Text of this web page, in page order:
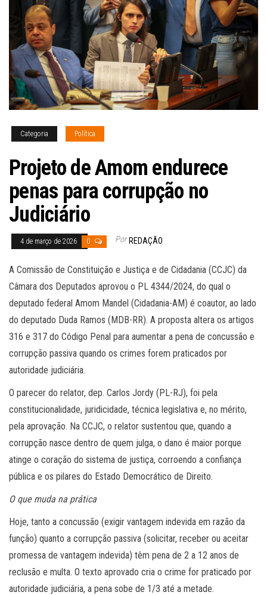
Categoria Política
Projeto de Amom endurece
penas para corrupção no
Judiciário
4 de março de 2026 0 Por REDAÇÃO
A Comissão de Constituição e Justiça e de Cidadania (CCJC) da
Câmara dos Deputados aprovou o PL 4344/2024, do qual o
deputado federal Amom Mandel (Cidadania-AM) é coautor, ao lado
do deputado Duda Ramos (MDB-RR). A proposta altera os artigos
316 e 317 do Código Penal para aumentar a pena de concussão e
corrupção passiva quando os crimes forem praticados por
autoridade judiciária.
O parecer do relator, dep. Carlos Jordy (PL-RJ), foi pela
constitucionalidade, juridicidade, técnica legislativa e, no mérito,
pela aprovação. Na CCJC, o relator sustentou que, quando a
corrupção nasce dentro de quem julga, o dano é maior porque
atinge o coração do sistema de justiça, corroendo a confiança
pública e os pilares do Estado Democrático de Direito.
O que muda na prática
Hoje, tanto a concussão (exigir vantagem indevida em razão da
função) quanto a corrupção passiva (solicitar, receber ou aceitar
promessa de vantagem indevida) têm pena de 2 a 12 anos de
reclusão e multa. O texto aprovado cria o crime for praticado por
autoridade judiciária, a pena sobe de 1/3 até a metade.